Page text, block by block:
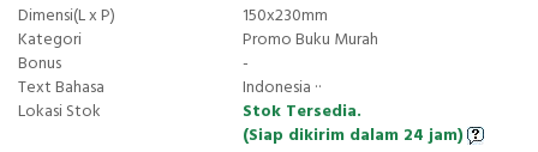
Dimensi(L x P)
150x230mm
Kategori
Promo Buku Murah
Bonus
-
Text Bahasa
Indonesia ··
Lokasi Stok
Stok Tersedia.
(Siap dikirim dalam 24 jam)